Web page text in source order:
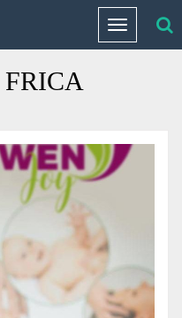
Toggle
navigation
FRICA